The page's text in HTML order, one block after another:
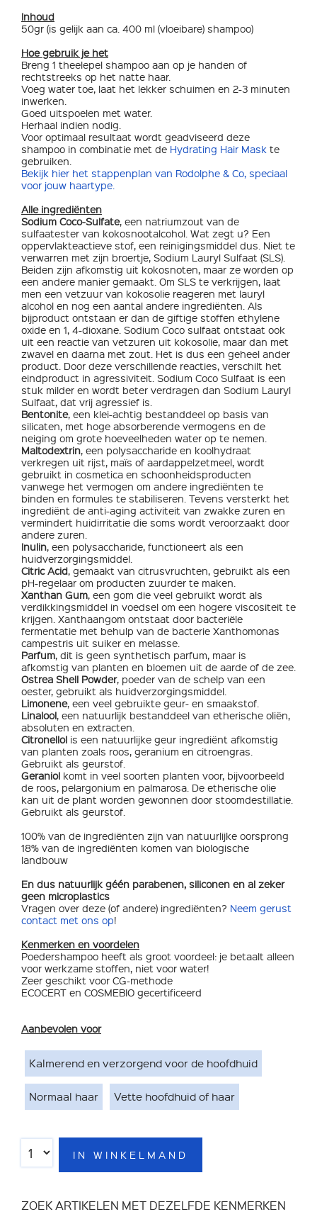
Inhoud
50gr (is gelijk aan ca. 400 ml (vloeibare) shampoo)
Hoe gebruik je het
Breng 1 theelepel shampoo aan op je handen of
rechtstreeks op het natte haar.
Voeg water toe, laat het lekker schuimen en 2-3 minuten
inwerken.
Goed uitspoelen met water.
Herhaal indien nodig.
Voor optimaal resultaat wordt geadviseerd deze
shampoo in combinatie met de Hydrating Hair Mask te
gebruiken.
Bekijk hier het stappenplan van Rodolphe & Co, speciaal
voor jouw haartype.
Alle ingrediënten
Sodium Coco-Sulfate, een natriumzout van de
sulfaatester van kokosnootalcohol. Wat zegt u? Een
oppervlakteactieve stof, een reinigingsmiddel dus. Niet te
verwarren met zijn broertje, Sodium Lauryl Sulfaat (SLS).
Beiden zijn afkomstig uit kokosnoten, maar ze worden op
een andere manier gemaakt. Om SLS te verkrijgen, laat
men een vetzuur van kokosolie reageren met lauryl
alcohol en nog een aantal andere ingrediënten. Als
bijproduct ontstaan er dan de giftige stoffen ethylene
oxide en 1, 4-dioxane. Sodium Coco sulfaat ontstaat ook
uit een reactie van vetzuren uit kokosolie, maar dan met
zwavel en daarna met zout. Het is dus een geheel ander
product. Door deze verschillende reacties, verschilt het
eindproduct in agressiviteit. Sodium Coco Sulfaat is een
stuk milder en wordt beter verdragen dan Sodium Lauryl
Sulfaat, dat vrij agressief is.
Bentonite, een klei-achtig bestanddeel op basis van
silicaten, met hoge absorberende vermogens en de
neiging om grote hoeveelheden water op te nemen.
Maltodextrin, een polysaccharide en koolhydraat
verkregen uit rijst, maïs of aardappelzetmeel, wordt
gebruikt in cosmetica en schoonheidsproducten
vanwege het vermogen om andere ingrediënten te
binden en formules te stabiliseren. Tevens versterkt het
ingrediënt de anti-aging activiteit van zwakke zuren en
vermindert huidirritatie die soms wordt veroorzaakt door
andere zuren.
Inulin, een polysaccharide, functioneert als een
huidverzorgingsmiddel.
Citric Acid, gemaakt van citrusvruchten, gebruikt als een
pH-regelaar om producten zuurder te maken.
Xanthan Gum, een gom die veel gebruikt wordt als
verdikkingsmiddel in voedsel om een hogere viscositeit te
krijgen. Xanthaangom ontstaat door bacteriële
fermentatie met behulp van de bacterie Xanthomonas
campestris uit suiker en melasse.
Parfum, dit is geen synthetisch parfum, maar is
afkomstig van planten en bloemen uit de aarde of de zee.
Ostrea Shell Powder, poeder van de schelp van een
oester, gebruikt als huidverzorgingsmiddel.
Limonene, een veel gebruikte geur- en smaakstof.
Linalool, een natuurlijk bestanddeel van etherische oliën,
absoluten en extracten.
Citronellol is een natuurlijke geur ingrediënt afkomstig
van planten zoals roos, geranium en citroengras.
Gebruikt als geurstof.
Geraniol komt in veel soorten planten voor, bijvoorbeeld
de roos, pelargonium en palmarosa. De etherische olie
kan uit de plant worden gewonnen door stoomdestillatie.
Gebruikt als geurstof.
100% van de ingrediënten zijn van natuurlijke oorsprong
18% van de ingrediënten komen van biologische
landbouw
En dus natuurlijk géén parabenen, siliconen en al zeker
geen microplastics
Vragen over deze (of andere) ingrediënten? Neem gerust
contact met ons op!
Kenmerken en voordelen
Poedershampoo heeft als groot voordeel: je betaalt alleen
voor werkzame stoffen, niet voor water!
Zeer geschikt voor CG-methode
ECOCERT en COSMEBIO gecertificeerd
Aanbevolen voor
Kalmerend en verzorgend voor de hoofdhuid
Normaal haar Vette hoofdhuid of haar
IN WINKELMAND
ZOEK ARTIKELEN MET DEZELFDE KENMERKEN